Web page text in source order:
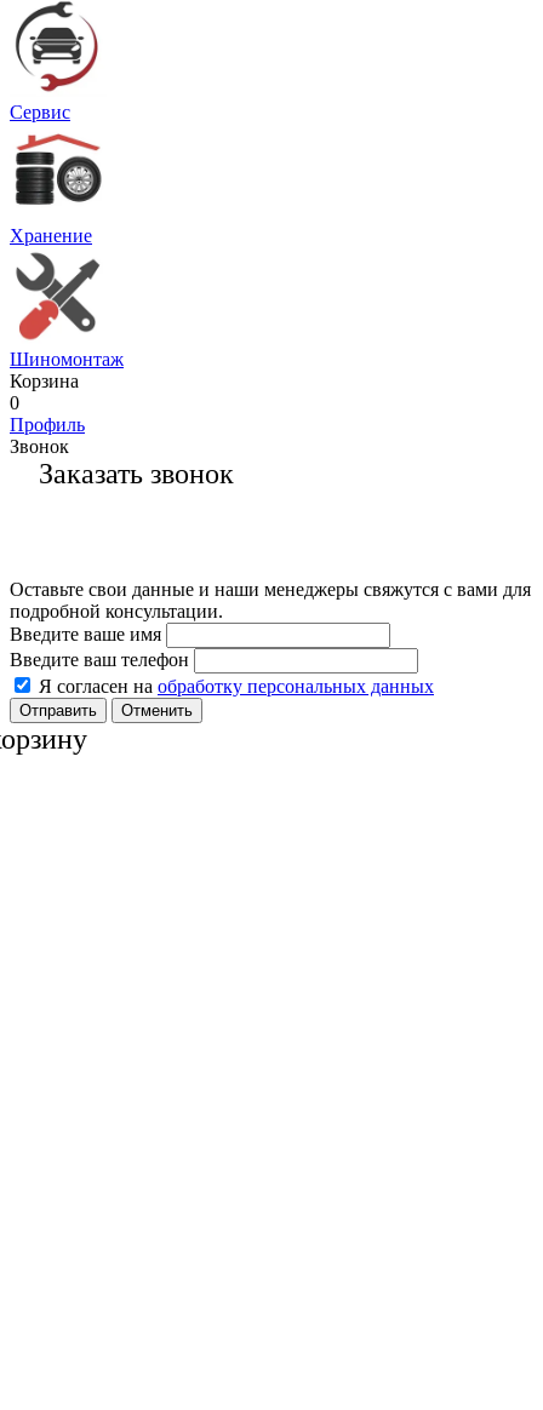
Сервис
Хранение
Шиномонтаж
Корзина
0
Профиль
Звонок
Заказать звонок
Оставьте свои данные и наши менеджеры свяжутся с вами для
подробной консультации.
Введите ваше имя
Введите ваш телефон
Я согласен на обработку персональных данных
Отменить